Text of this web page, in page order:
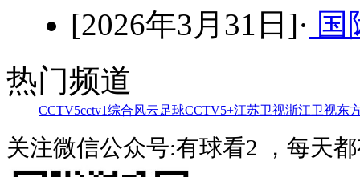
[2026年3月31日]· 国
热门频道
CCTV5cctv1综合风云足球CCTV5+江苏卫视浙江卫视东
关注微信公众号:有球看2 ，每天